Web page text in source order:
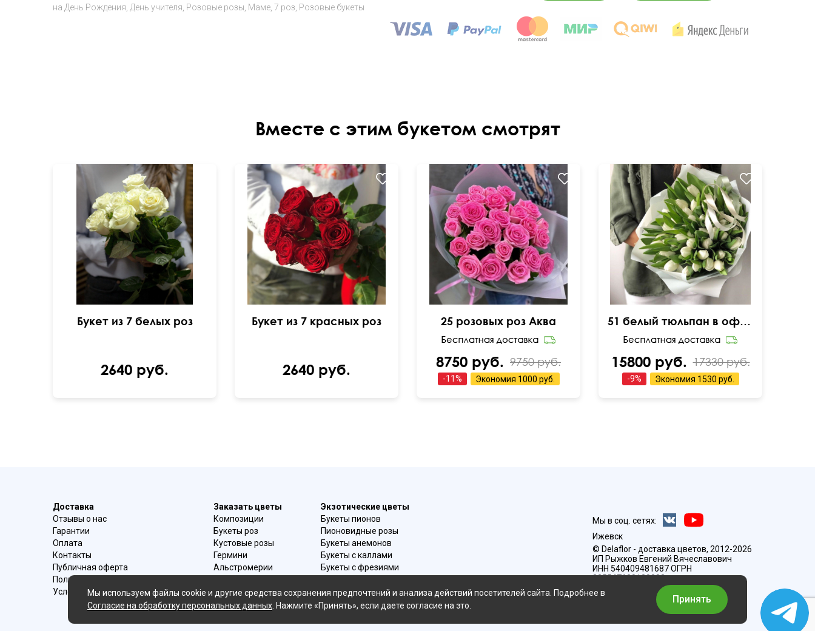
на День Рождения День учителя Розовые розы Маме 7 роз Розовые букеты
Вместе с этим букетом смотрят
Букет из 7 белых роз
2640 руб.
Букет из 7 красных роз
2640 руб.
25 розовых роз Аква
8750 руб. 9750 руб.
-11% Экономия 1000 руб.
51 белый тюльпан в оформлении
15800 руб. 17330 руб.
-9% Экономия 1530 руб.
Доставка
Отзывы о нас
Гарантии
Оплата
Контакты
Публичная оферта
Политика конфиденциальности
Условия возврата
Заказать цветы
Композиции
Букеты роз
Кустовые розы
Гермини
Альстромерии
Букеты с эустомой
Ромашки
Экзотические цветы
Букеты пионов
Пионовидные розы
Букеты анемонов
Букеты с каллами
Букеты с фрезиями
Лаванда
Гиацинты
Мы в соц. сетях:
Ижевск
© Delaflor - доставка цветов, 2012-2026
ИП Рыжков Евгений Вячеславович
ИНН 540409481687 ОГРН
325547600130383
Мы используем файлы cookie и другие средства сохранения предпочтений и анализа действий посетителей сайта. Подробнее в
Согласие на обработку персональных данных . Нажмите «Принять», если даете согласие на это.
Принять